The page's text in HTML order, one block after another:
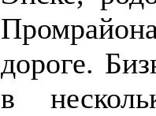
дороге.
в